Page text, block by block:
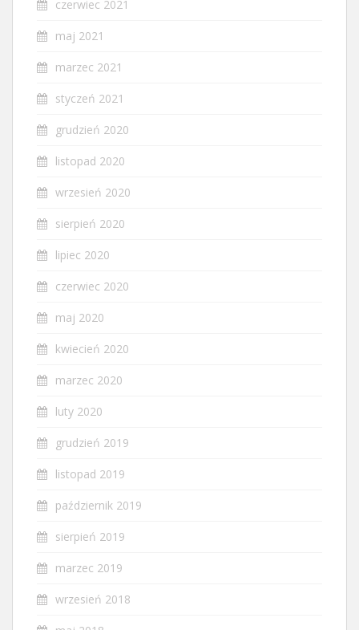
czerwiec 2021
maj 2021
marzec 2021
styczeń 2021
grudzień 2020
listopad 2020
wrzesień 2020
sierpień 2020
lipiec 2020
czerwiec 2020
maj 2020
kwiecień 2020
marzec 2020
luty 2020
grudzień 2019
listopad 2019
październik 2019
sierpień 2019
marzec 2019
wrzesień 2018